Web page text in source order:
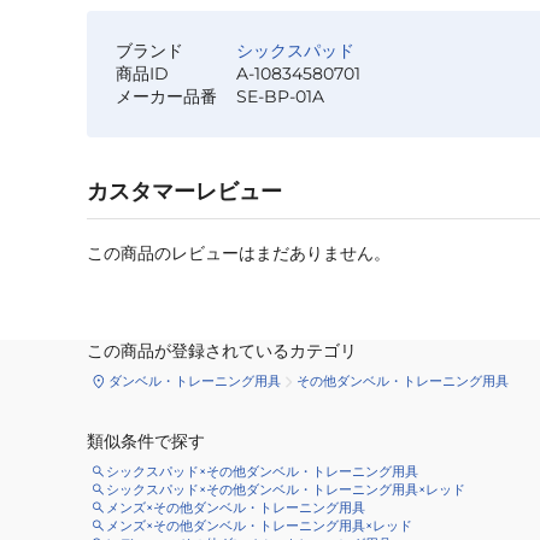
ブランド
シックスパッド
商品ID
A-10834580701
メーカー品番
SE-BP-01A
カスタマーレビュー
この商品のレビューはまだありません。
この商品が登録されているカテゴリ
ダンベル・トレーニング用具 その他ダンベル・トレーニング用具
類似条件で探す
シックスパッド×その他ダンベル・トレーニング用具
シックスパッド×その他ダンベル・トレーニング用具×レッド
メンズ×その他ダンベル・トレーニング用具
メンズ×その他ダンベル・トレーニング用具×レッド